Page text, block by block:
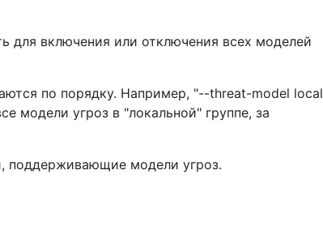
для включения или отключения всех моделей
по порядку. Например, "--threat-model local
модели угроз в "локальной" группе, за
поддерживающие модели угроз.